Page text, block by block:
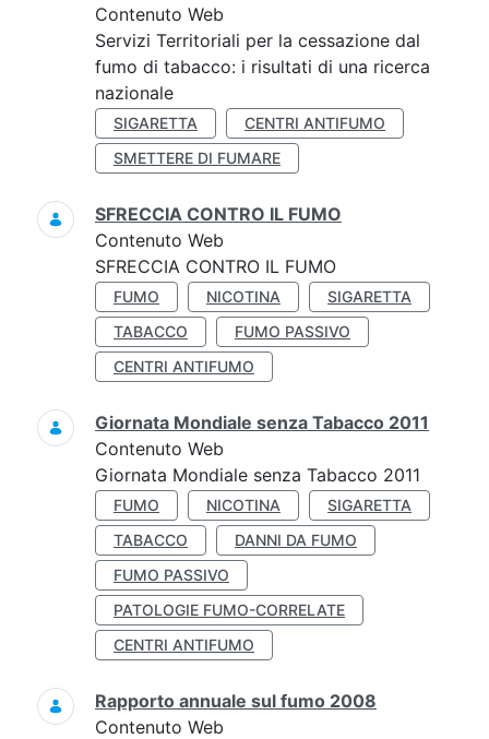
Contenuto Web
Servizi Territoriali per la cessazione dal
fumo di tabacco: i risultati di una ricerca
nazionale
SIGARETTA
CENTRI ANTIFUMO
SMETTERE DI FUMARE
SFRECCIA CONTRO IL FUMO
Contenuto Web
SFRECCIA CONTRO IL FUMO
FUMO NICOTINA
SIGARETTA
TABACCO
FUMO PASSIVO
CENTRI ANTIFUMO
Giornata Mondiale senza Tabacco 2011
Contenuto Web
Giornata Mondiale senza Tabacco 2011
FUMO NICOTINA
SIGARETTA
TABACCO
DANNI DA FUMO
FUMO PASSIVO
PATOLOGIE FUMO-CORRELATE
CENTRI ANTIFUMO
Rapporto annuale sul fumo 2008
Contenuto Web